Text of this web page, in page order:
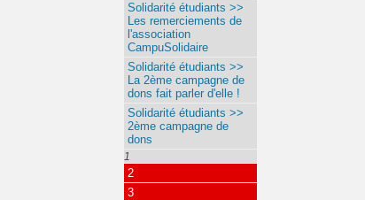
Solidarité étudiants >>
Les remerciements de
l'association
CampuSolidaire
Solidarité étudiants >>
La 2ème campagne de
dons fait parler d'elle !
Solidarité étudiants >>
2ème campagne de
dons
1
2
3